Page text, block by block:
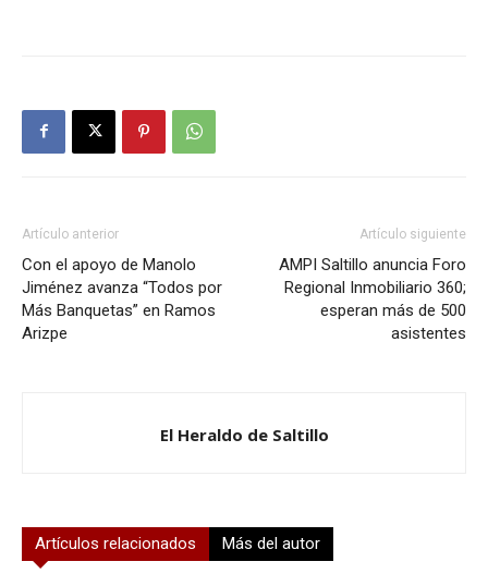
Artículo anterior
Con el apoyo de Manolo
Jiménez avanza “Todos por
Más Banquetas” en Ramos
Arizpe
Artículo siguiente
AMPI Saltillo anuncia Foro
Regional Inmobiliario 360;
esperan más de 500
asistentes
El Heraldo de Saltillo
Artículos relacionados Más del autor